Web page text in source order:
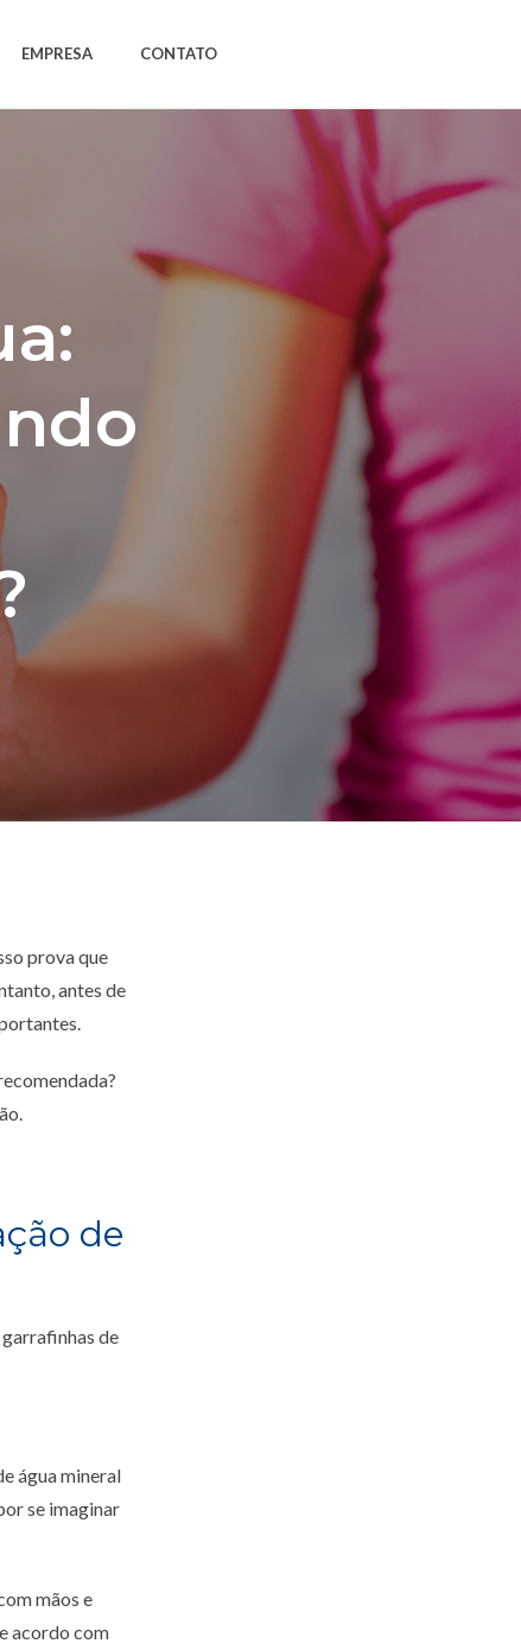
EMPRESA CONTATO
prova que
antes de
de
de
água mineral
se imaginar
mãos e
acordo com